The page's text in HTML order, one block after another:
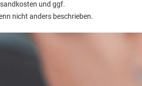
und ggf.
nicht anders beschrieben.